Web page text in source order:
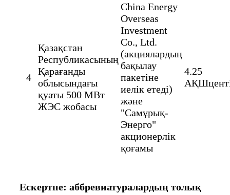
4
Қазақстан
Республикасының
Қарағанды
облысындағы
қуаты 500 МВт
ЖЭС жобасы
China Energy
Overseas
Investment
Co., Ltd.
(акциялардың
бақылау
пакетіне
иелік етеді)
және
"Самұрық-
Энерго"
акционерлік
қоғамы
4.25
Ескертпе: аббревиатуралардың толық